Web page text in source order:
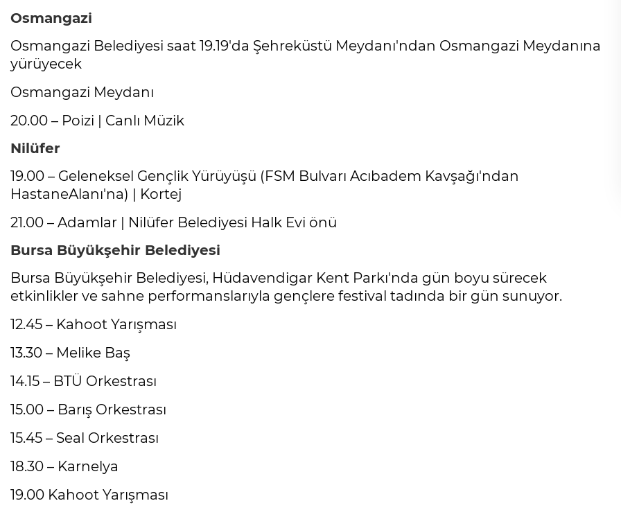
Osmangazi
Osmangazi Belediyesi saat 19.19'da Şehreküstü Meydanı'ndan Osmangazi Meydanına
yürüyecek
Osmangazi Meydanı
20.00 – Poizi | Canlı Müzik
Nilüfer
19.00 – Geleneksel Gençlik Yürüyüşü (FSM Bulvarı Acıbadem Kavşağı'ndan
HastaneAlanı'na) | Kortej
21.00 – Adamlar | Nilüfer Belediyesi Halk Evi önü
Bursa Büyükşehir Belediyesi
Bursa Büyükşehir Belediyesi, Hüdavendigar Kent Parkı'nda gün boyu sürecek
etkinlikler ve sahne performanslarıyla gençlere festival tadında bir gün sunuyor.
12.45 – Kahoot Yarışması
13.30 – Melike Baş
14.15 – BTÜ Orkestrası
15.00 – Barış Orkestrası
15.45 – Seal Orkestrası
18.30 – Karnelya
19.00 Kahoot Yarışması